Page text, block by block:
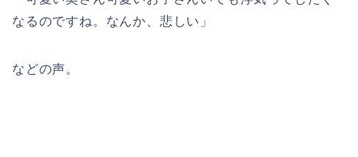
なるのですね。なんか、悲しい」
などの声。